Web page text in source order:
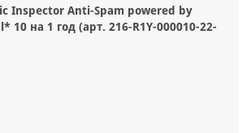
Inspector Anti-Spam powered by
10 на 1 год (арт. 216-R1Y-000010-22-